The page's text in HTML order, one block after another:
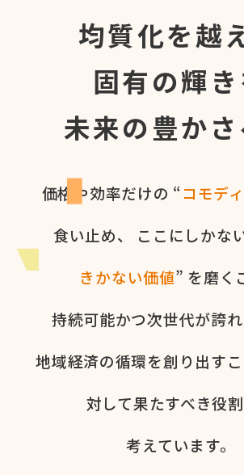
均質化を越
固有の輝き
未来の豊かさ
価格や​効率だけの​ “コモデ
食い​止め、
ここに​しかな
きかない​価値” を​磨く​
持続可能かつ次世代が​誇
地域経済の​循環を​創り出す
対して​果た​すべき役
考えています。​